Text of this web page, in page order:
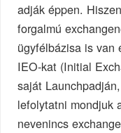
adják éppen.
forgalmú
ügyfélbázisa is van
IEO-kat (Initial
saját
lefolytatni mondjuk
nevenincs